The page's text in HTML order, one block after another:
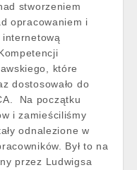
stworzeniem
opracowaniem i
które
dostosowało do
Na początku
i zamieściliśmy
odnalezione w
Był to na
przez Ludwigsa